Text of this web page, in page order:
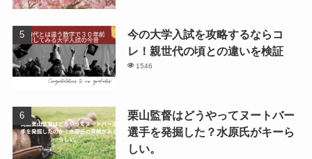
今の大学入試を攻略するならコ
レ！親世代の頃との違いを検証
1546
栗山監督はどうやってヌートバー
選手を発掘した？水原氏がキーら
しい。